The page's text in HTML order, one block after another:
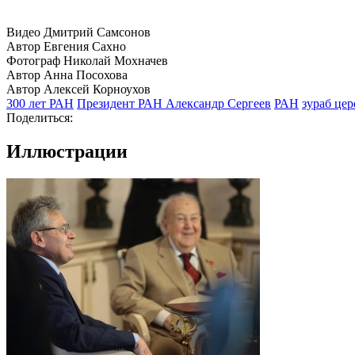
Видео Дмитрий Самсонов
Автор Евгения Сахно
Фотограф Николай Мохначев
Автор Анна Посохова
Автор Алексей Корноухов
300 лет РАН Президент РАН Александр Сергеев РАН зураб
Поделиться:
Иллюстрации